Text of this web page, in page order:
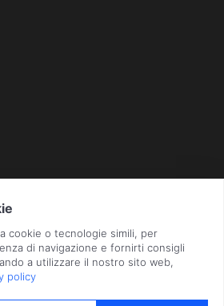
· Capitale Sociale i.v. € 800.000,00